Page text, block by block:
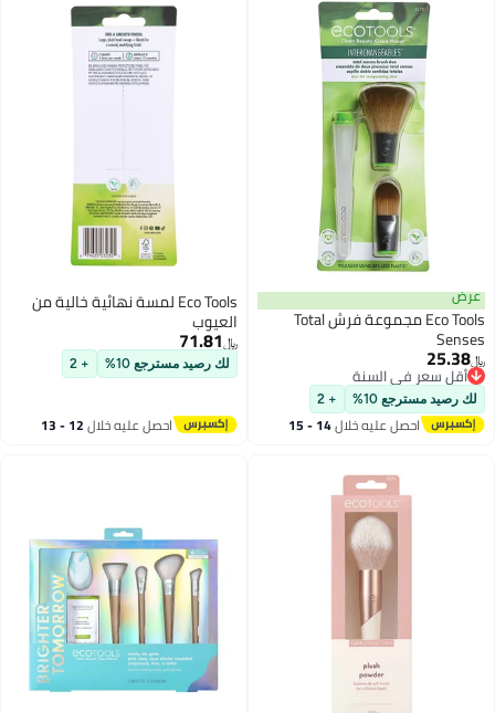
عرض
Eco Tools مجموعة فرش Total
Senses
﷼‏25.38
أقل سعر في السنة
أقل سعر في السنة
لك رصيد مسترجع 10% + 2
احصل عليه خلال 14 - 15
اغسطس
Eco Tools لمسة نهائية خالية من
العيوب
﷼‏71.81
لك رصيد مسترجع 10% + 2
احصل عليه خلال 12 - 13
اغسطس